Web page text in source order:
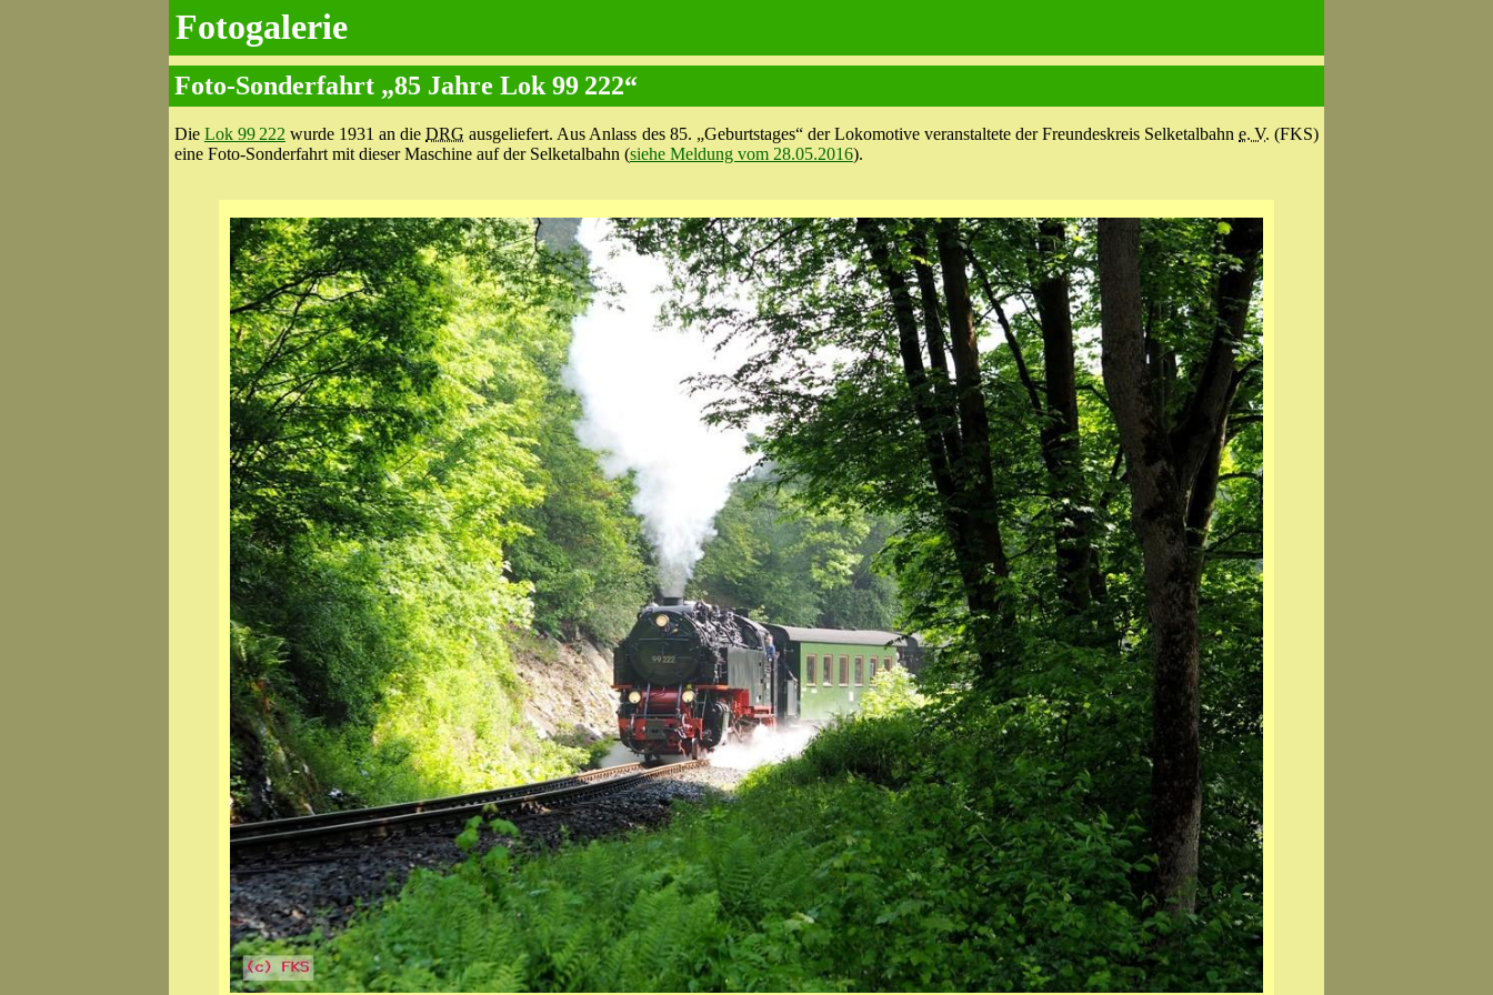
Fotogalerie
Foto-Sonderfahrt „85 Jahre Lok 99 222“
Die Lok 99 222 wurde 1931 an dieDRG ausgeliefert. Aus Anlass des 85. „Geburtstages“ der Lokomotive veranstaltete der Freundeskreis Selketalbahne. V. (FKS)
eine Foto-Sonderfahrt mit dieser Maschine auf der Selketalbahn (siehe Meldung vom 28.05.2016).